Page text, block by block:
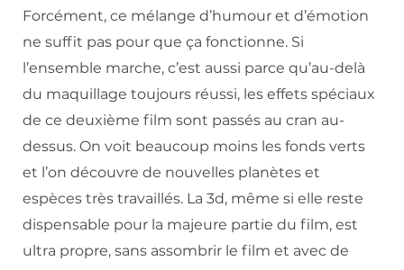
Forcément, ce mélange d’humour et d’émotion
ne suffit pas pour que ça fonctionne. Si
l’ensemble marche, c’est aussi parce qu’au-delà
du maquillage toujours réussi, les effets spéciaux
de ce deuxième film sont passés au cran au-
dessus. On voit beaucoup moins les fonds verts
et l’on découvre de nouvelles planètes et
espèces très travaillés. La 3d, même si elle reste
dispensable pour la majeure partie du film, est
ultra propre, sans assombrir le film et avec de